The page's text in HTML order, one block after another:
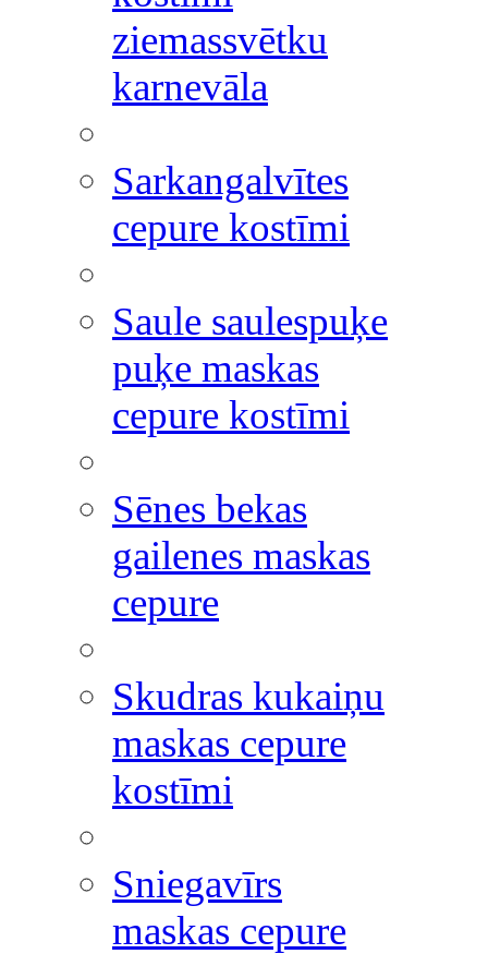
ziemassvētku
karnevāla
Sarkangalvītes
cepure kostīmi
Saule saulespuķe
puķe maskas
cepure kostīmi
Sēnes bekas
gailenes maskas
cepure
Skudras kukaiņu
maskas cepure
kostīmi
Sniegavīrs
maskas cepure